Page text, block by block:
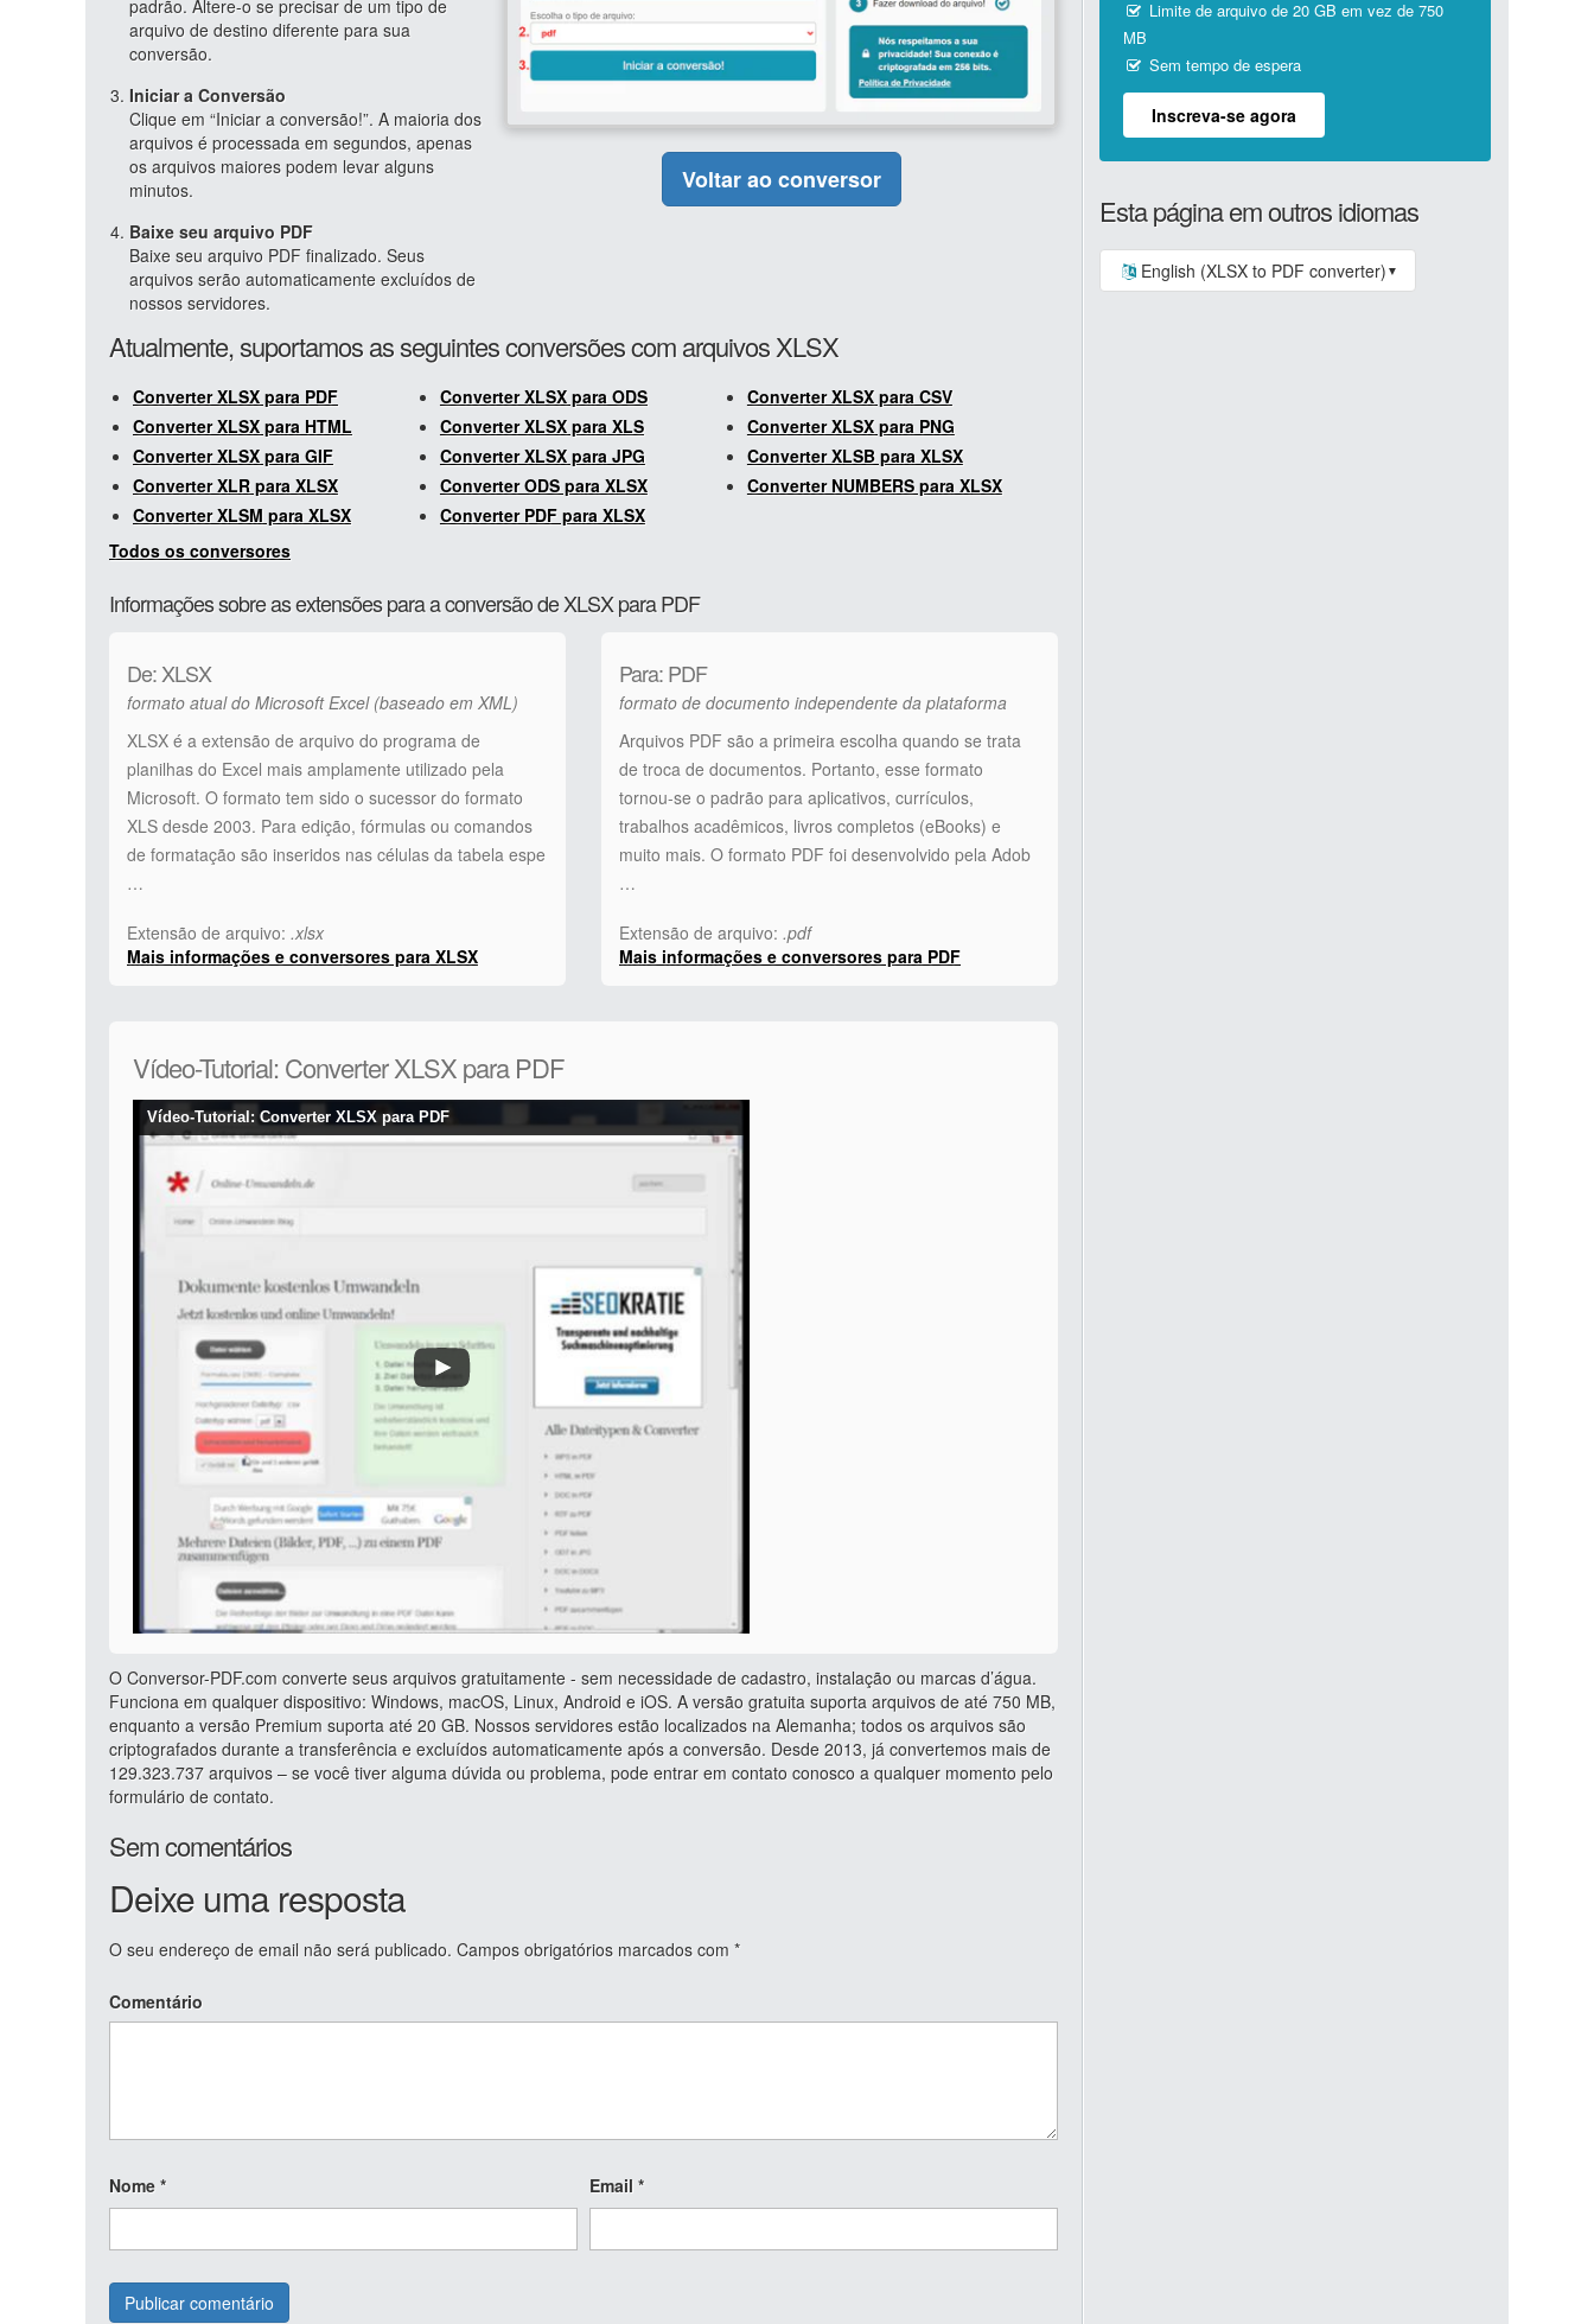
padrão. Altere-o se precisar de um tipo de
arquivo de destino diferente para sua
conversão.
Iniciar a Conversão
Clique em “Iniciar a conversão!”. A maioria dos
arquivos é processada em segundos, apenas
os arquivos maiores podem levar alguns
minutos.
Baixe seu arquivo PDF
Baixe seu arquivo PDF finalizado. Seus
arquivos serão automaticamente excluídos de
nossos servidores.
Voltar ao conversor
Atualmente, suportamos as seguintes conversões com arquivos XLSX
Converter XLSX para PDF Converter XLSX para ODS
Converter XLSX para CSV
Converter XLSX para HTML
Converter XLSX para XLS
Converter XLSX para PNG
Converter XLSX para GIF
Converter XLSX para JPG
Converter XLSB para XLSX
Converter XLR para XLSX
Converter ODS para XLSX
Converter NUMBERS para XLSX
Converter XLSM para XLSX
Converter PDF para XLSX
Todos os conversores
Informações sobre as extensões para a conversão de XLSX para PDF
De: XLSX
formato atual do Microsoft Excel (baseado em XML)
XLSX é a extensão de arquivo do programa de
planilhas do Excel mais amplamente utilizado pela
Microsoft. O formato tem sido o sucessor do formato
XLS desde 2003. Para edição, fórmulas ou comandos
de formatação são inseridos nas células da tabela espe
…
Extensão de arquivo: .xlsx
Mais informações e conversores para XLSX
Para: PDF
formato de documento independente da plataforma
Arquivos PDF são a primeira escolha quando se trata
de troca de documentos. Portanto, esse formato
tornou-se o padrão para aplicativos, currículos,
trabalhos acadêmicos, livros completos (eBooks) e
muito mais. O formato PDF foi desenvolvido pela Adob
…
Extensão de arquivo: .pdf
Mais informações e conversores para PDF
Vídeo-Tutorial: Converter XLSX para PDF
Vídeo-Tutorial: Converter XLSX para PDF
O Conversor-PDF.com converte seus arquivos gratuitamente - sem necessidade de cadastro, instalação ou marcas d’água.
Funciona em qualquer dispositivo: Windows, macOS, Linux, Android e iOS. A versão gratuita suporta arquivos de até 750 MB,
enquanto a versão Premium suporta até 20 GB. Nossos servidores estão localizados na Alemanha; todos os arquivos são
criptografados durante a transferência e excluídos automaticamente após a conversão. Desde 2013, já convertemos mais de
129.323.737 arquivos – se você tiver alguma dúvida ou problema, pode entrar em contato conosco a qualquer momento pelo
formulário de contato.
Sem comentários
Deixe uma resposta
O seu endereço de email não será publicado. Campos obrigatórios marcados com *
Comentário
Nome * Email *
Limite de arquivo de 20 GB em vez de 750
MB
Sem tempo de espera
Inscreva-se agora
Esta página em outros idiomas
English (XLSX to PDF converter) ▼